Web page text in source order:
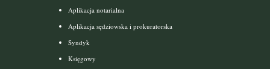
Aplikacja notarialna
Aplikacja sędziowska i prokuratorska
Syndyk
Księgowy